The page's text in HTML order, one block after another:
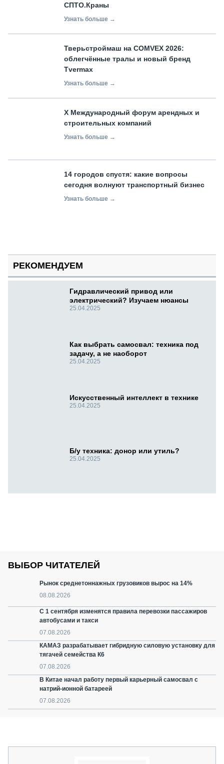
СПТО.Краны
Узнать больше →
Тверьстроймаш на COMVEX 2026:
облегчённые тралы и новый бренд
Tvermax
Узнать больше →
X Международный форум арендных и
строительных компаний
Узнать больше →
14 городов спустя: какие вопросы
сегодня волнуют транспортный бизнес
Узнать больше →
РЕКОМЕНДУЕМ
Гидравлический привод или
электрический? Изучаем нюансы
25.04.2025
Как выбрать самосвал: техника под
задачу, а не наоборот
25.04.2025
Искусственный интеллект в технике
25.04.2025
Б/у техника: донор или утиль?
25.04.2025
ВЫБОР ЧИТАТЕЛЕЙ
Рынок среднетоннажных грузовиков вырос на 14%
08.08.2026
С 1 сентября изменятся правила перевозки пассажиров
автобусами и такси
07.08.2026
КАМАЗ разрабатывает гибридную силовую установку для
тягачей семейства К6
07.08.2026
В Китае начал работу первый карьерный самосвал с
натрий-ионной батареей
07.08.2026